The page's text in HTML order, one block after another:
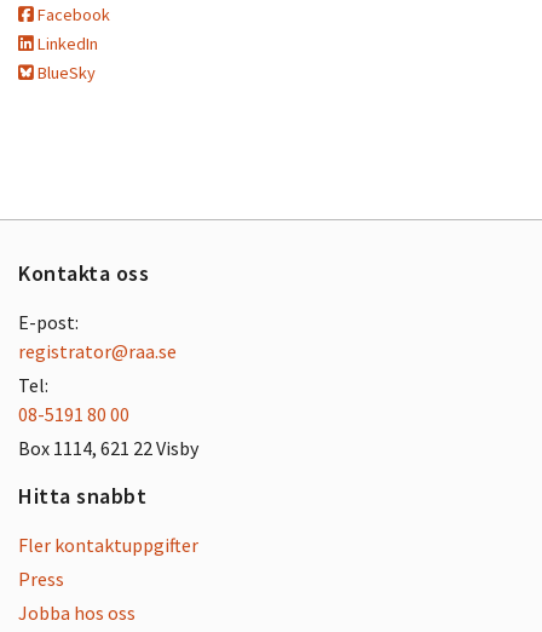
Facebook
LinkedIn
BlueSky
Kontakta oss
E-post:
registrator@raa.se
Tel:
08-5191 80 00
Box 1114, 621 22 Visby
Hitta snabbt
Fler kontaktuppgifter
Press
Jobba hos oss